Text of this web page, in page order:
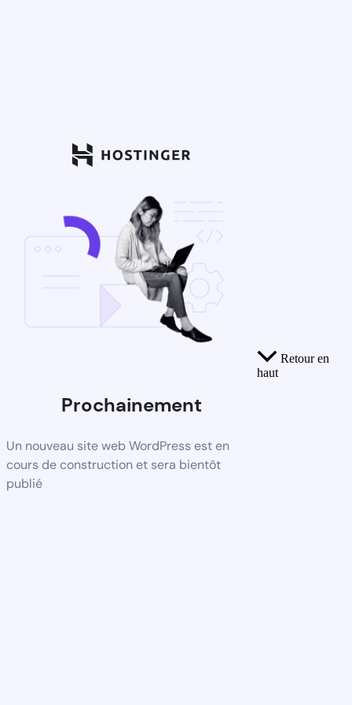
Prochainement
Un nouveau site web WordPress est en
cours de construction et sera bientôt
publié
Retour en
haut